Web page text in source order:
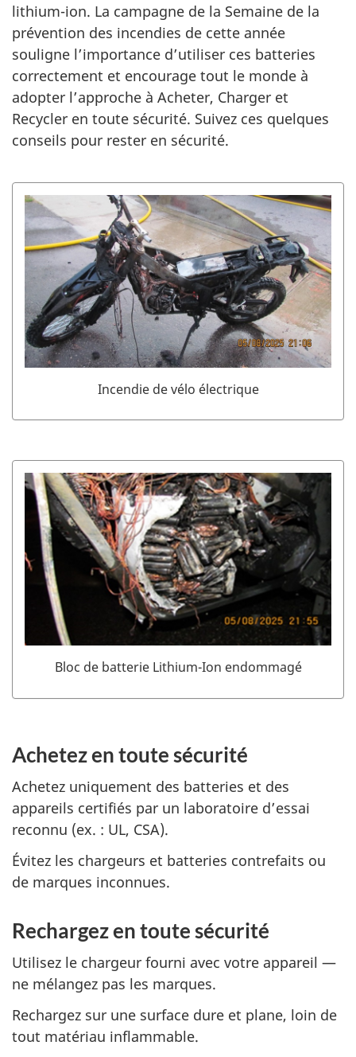
lithium-ion. La campagne de la Semaine de la
prévention des incendies de cette année
souligne l’importance d’utiliser ces batteries
correctement et encourage tout le monde à
adopter l’approche à Acheter, Charger et
Recycler en toute sécurité. Suivez ces quelques
conseils pour rester en sécurité.
Incendie de vélo électrique
Bloc de batterie Lithium-Ion endommagé
Achetez en toute sécurité
Achetez uniquement des batteries et des
appareils certifiés par un laboratoire d’essai
reconnu (ex. : UL, CSA).
Évitez les chargeurs et batteries contrefaits ou
de marques inconnues.
Rechargez en toute sécurité
Utilisez le chargeur fourni avec votre appareil —
ne mélangez pas les marques.
Rechargez sur une surface dure et plane, loin de
tout matériau inflammable.